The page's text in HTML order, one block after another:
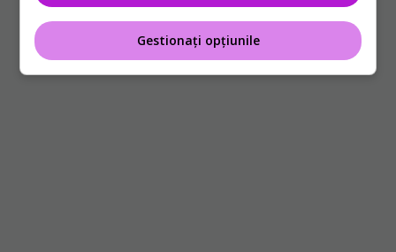
Gestionați opțiunile